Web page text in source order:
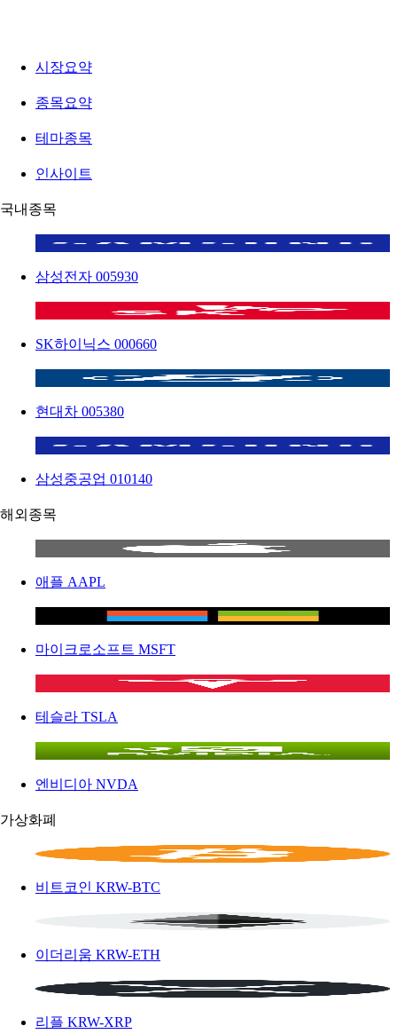
시장요약
종목요약
테마종목
인사이트
국내종목
삼성전자 005930
SK하이닉스 000660
현대차 005380
삼성중공업 010140
해외종목
애플 AAPL
마이크로소프트 MSFT
테슬라 TSLA
엔비디아 NVDA
가상화폐
비트코인 KRW-BTC
이더리움 KRW-ETH
리플 KRW-XRP